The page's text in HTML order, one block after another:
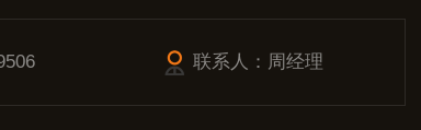
联系人：周经理